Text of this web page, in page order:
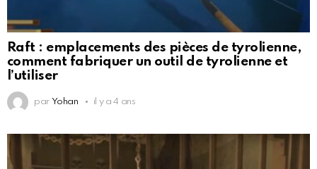
Raft : emplacements des pièces de tyrolienne,
comment fabriquer un outil de tyrolienne et
l’utiliser
par Yohan il y a 4 ans